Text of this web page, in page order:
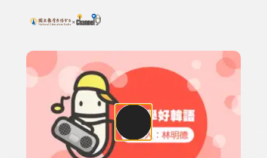
上方功能區塊
搜尋關鍵字：可輸入節目名稱、主持人或關鍵字